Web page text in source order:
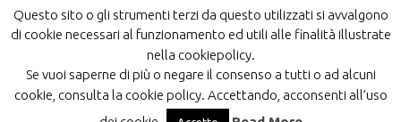
MOTOR HOBBY SRL - PI 01843210434
Questo sito o gli strumenti terzi da questo utilizzati si avvalgono
di cookie necessari al funzionamento ed utili alle finalità illustrate
nella cookiepolicy.
Se vuoi saperne di più o negare il consenso a tutti o ad alcuni
cookie, consulta la cookie policy. Accettando, acconsenti all’uso